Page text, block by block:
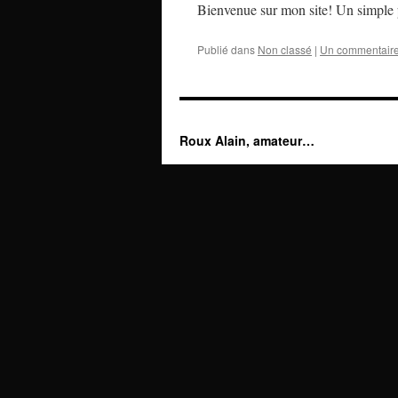
Bienvenue sur mon site! Un simple
Publié dans Non classé | Un commentaire
Roux Alain, amateur…